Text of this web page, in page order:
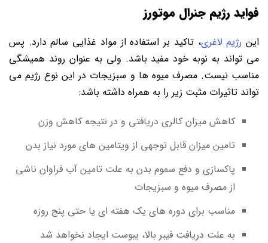
فواید رژیم جنرال موتورز
این رژیم لاغری، تاکید بر استفاده از مواد غذایی سالم دارد. پس
می تواند به نوبه خود مفید باشد. ولی به عنوان روند همیشگی
مناسب نیست. مصرف میوه ها و سبزیجات در این نوع رژیم می
تواند تاثیرات مثبت زیر را به همراه داشته باشد:
کاهش میزان کالری دریافتی و در نتیجه کاهش وزن
تامین میزان قابل توجهی از ویتامین های مورد نیاز بدن
پاکسازی و دفع سموم بدن به علت تامین آب فراوان ناشی
از مصرف میوه و سبزیجات
مناسب برای دوره های یک هفته ای یا حتی پنج روزه
به علت دریافت فیبر بالا، یبوست ایجاد نخواهد شد